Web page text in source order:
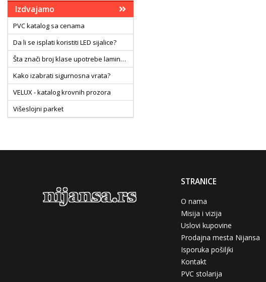
Izdvajamo
PVC katalog sa cenama
Da li se isplati koristiti LED sijalice?
Šta znači broj klase upotrebe laminata?
Kako izabrati sigurnosna vrata?
VELUX - katalog krovnih prozora
Višeslojni parket
STRANICE
O nama
Misija i vizija
Uslovi kupovine
Prodajna mesta Nijansa
Isporuka pošiljki
Kontakt
PVC stolarija